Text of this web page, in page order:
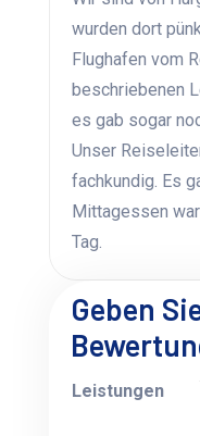
wurden dort
Flughafen vom
beschriebenen
es gab sogar
Unser
fachkundig. Es
Mittagessen
Tag.
Geben
Leistungen